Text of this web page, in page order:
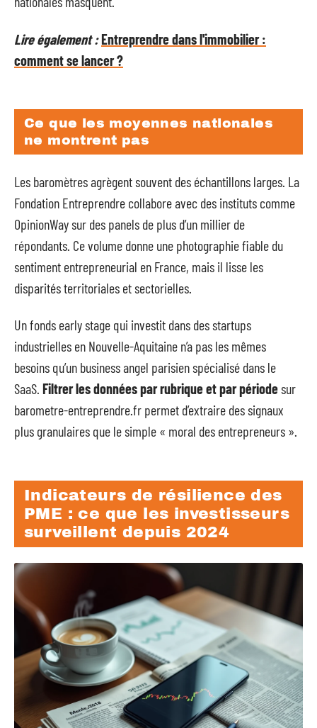
Lire également :Entreprendre dans l'immobilier :
comment se lancer ?
Ce que les moyennes nationales
ne montrent pas
Les baromètres agrègent souvent des échantillons larges. La
Fondation Entreprendre collabore avec des instituts comme
OpinionWay sur des panels de plus d’un millier de
répondants. Ce volume donne une photographie fiable du
sentiment entrepreneurial en France, mais il lisse les
disparités territoriales et sectorielles.
Un fonds early stage qui investit dans des startups
industrielles en Nouvelle-Aquitaine n’a pas les mêmes
besoins qu’un business angel parisien spécialisé dans le
SaaS. Filtrer les données par rubrique et par périodesur
barometre-entreprendre.fr permet d’extraire des signaux
plus granulaires que le simple « moral des entrepreneurs ».
Indicateurs de résilience des
PME : ce que les investisseurs
surveillent depuis 2024